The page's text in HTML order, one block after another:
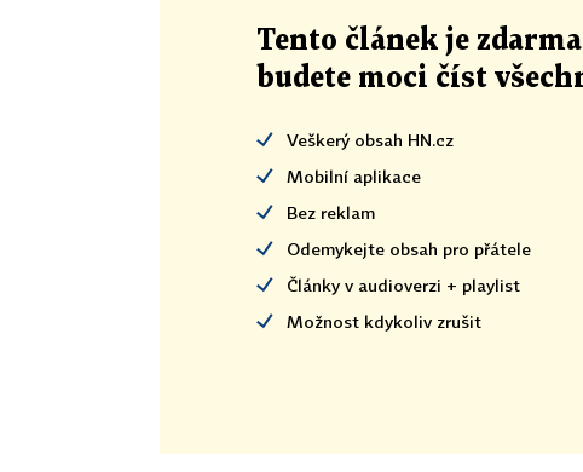
Tento článek je
budete moci číst
Veškerý obsah HN.cz
Mobilní aplikace
Bez reklam
Odemykejte obsah pro přátele
Články v audioverzi + playlist
Možnost kdykoliv zrušit